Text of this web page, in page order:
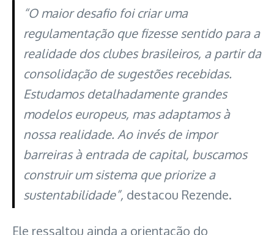
“O maior desafio foi criar uma
regulamentação que fizesse sentido para a
realidade dos clubes brasileiros, a partir da
consolidação de sugestões recebidas.
Estudamos detalhadamente grandes
modelos europeus, mas adaptamos à
nossa realidade. Ao invés de impor
barreiras à entrada de capital, buscamos
construir um sistema que priorize a
sustentabilidade”, destacou Rezende.
Ele ressaltou ainda a orientação do